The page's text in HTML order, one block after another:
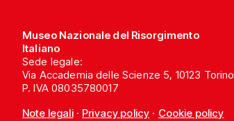
Museo Nazionale del Risorgimento
Italiano
Sede legale:
Via Accademia delle Scienze 5, 10123 Torino
P. IVA 08035780017
Note legali· Privacy policy · Cookie policy